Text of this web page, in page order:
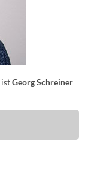
istGeorg Schreiner